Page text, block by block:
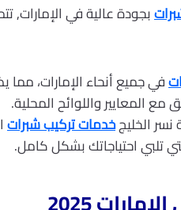
بجودة عالية في الإمارات,
في جميع أنحاء الإمارات،
المعايير واللوائح المحلية.
الخليجخدمات تركيب شبرات
تلبي احتياجاتك بشكل كامل.